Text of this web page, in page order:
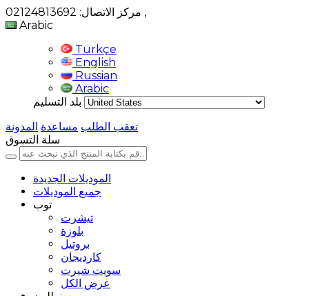
,
Arabic
Türkçe
English
Russian
Arabic
بلد التسليم
تعقب الطلب مساعدة المدونة
سلة التسوق
الموديلات الجديدة
جميع الموديلات
توب
تيشرت
بلوزة
بروتيل
كارديجان
سويت شيرت
عرض الكل